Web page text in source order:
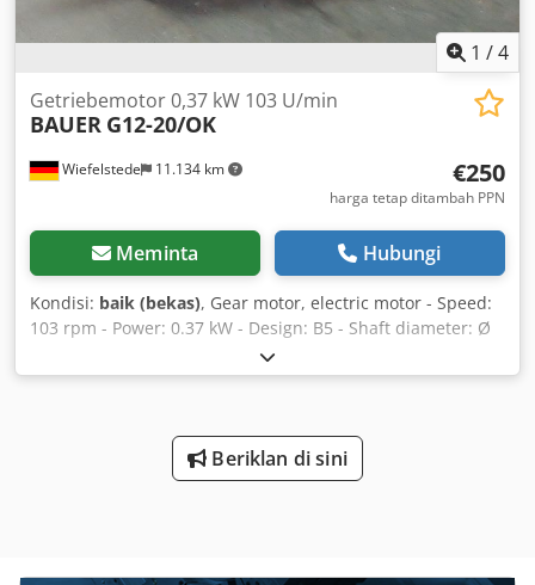
1 /4
Wiefelstede 11.134 km
Getriebemotor 0,37 kW 103 U/min
BAUER G12-20/OK
€250
harga tetap ditambah PPN
Meminta Hubungi
Kondisi: baik (bekas), Gear motor, electric motor - Speed:
103 rpm - Power: 0.37 kW - Design: B5 - Shaft diameter: Ø
25 mm - Protection rating: IP 65 - Weight: 18 kg Csdob A Hw
Uspfx Acaeha
Beriklan di sini